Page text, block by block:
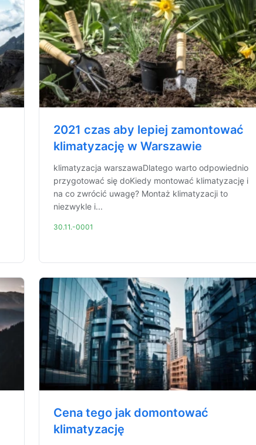
2021 czas aby lepiej zamontować
klimatyzację w Warszawie
klimatyzacja warszawaDlatego warto odpowiednio
przygotować się doKiedy montować klimatyzację i
na co zwrócić uwagę? Montaż klimatyzacji to
niezwykle i...
30.11.-0001
Cena tego jak domontować
klimatyzację